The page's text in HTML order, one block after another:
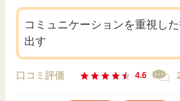
コミュニケーションを重視し
出す
口コミ評価 4.6